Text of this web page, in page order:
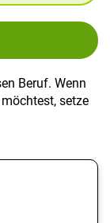
Beruf. Wenn
setze